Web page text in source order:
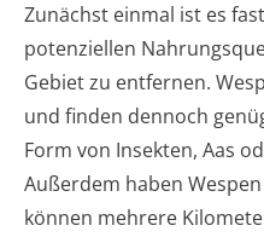
Zunächst einmal ist es
potenziellen
Gebiet zu entfernen.
und finden dennoch
Form von Insekten, Aas
Außerdem haben
können mehrere